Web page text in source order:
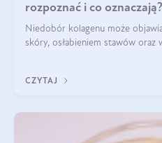
rozpoznać i co oznaczają?
Niedobór kolagenu może
skóry, osłabieniem stawów oraz
osłabienie włosów.
CZYTAJ